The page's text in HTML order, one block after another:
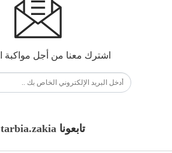
اشترك معنا من أجل مواكبة
تابعونا